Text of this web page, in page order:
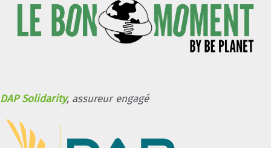
DAP Solidarity, assureur engagé